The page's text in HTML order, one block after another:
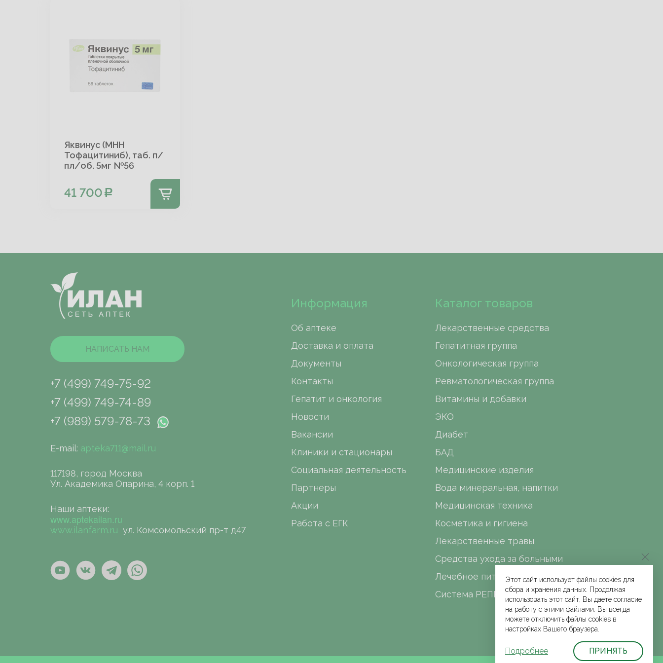
Яквинус (МНН
Тофацитиниб), таб. п/
пл/об. 5мг №56
41 700
НАПИСАТЬ НАМ
+7 (499) 749-75-92
+7 (499) 749-74-89
+7 (989) 579-78-73
E-mail: apteka711@mail.ru
117198, город Москва
Ул. Академика Опарина, 4 корп. 1
Наши аптеки:
www.aptekailan.ru
www.ilanfarm.ru ул. Комсомольский пр-т д47
Информация
Об аптеке
Доставка и оплата
Документы
Контакты
Гепатит и онкология
Новости
Вакансии
Клиники и стационары
Социальная деятельность
Партнеры
Акции
Работа с ЕГК
Каталог товаров
Лекарственные средства
Гепатитная группа
Онкологическая группа
Ревматологическая группа
Витамины и добавки
ЭКО
Диабет
БАД
Медицинские изделия
Вода минеральная, напитки
Медицинская техника
Косметика и гигиена
Лекарственные травы
Средства ухода за больными
Лечебное питание
Система РЕПРО
Этот сайт использует файлы cookies для
сбора и хранения данных. Продолжая
использовать этот сайт, Вы даете согласие
на работу с этими файлами. Вы всегда
можете отключить файлы cookies в
настройках Вашего браузера.
Подробнее ПРИНЯТЬ